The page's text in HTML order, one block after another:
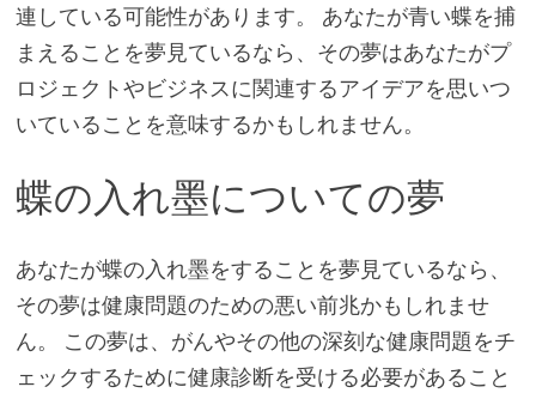
連している可能性があります。 あなたが青い蝶を捕
まえることを夢見ているなら、その夢はあなたがプ
ロジェクトやビジネスに関連するアイデアを思いつ
いていることを意味するかもしれません。
蝶の入れ墨についての夢
あなたが蝶の入れ墨をすることを夢見ているなら、
その夢は健康問題のための悪い前兆かもしれませ
ん。 この夢は、がんやその他の深刻な健康問題をチ
ェックするために健康診断を受ける必要があること